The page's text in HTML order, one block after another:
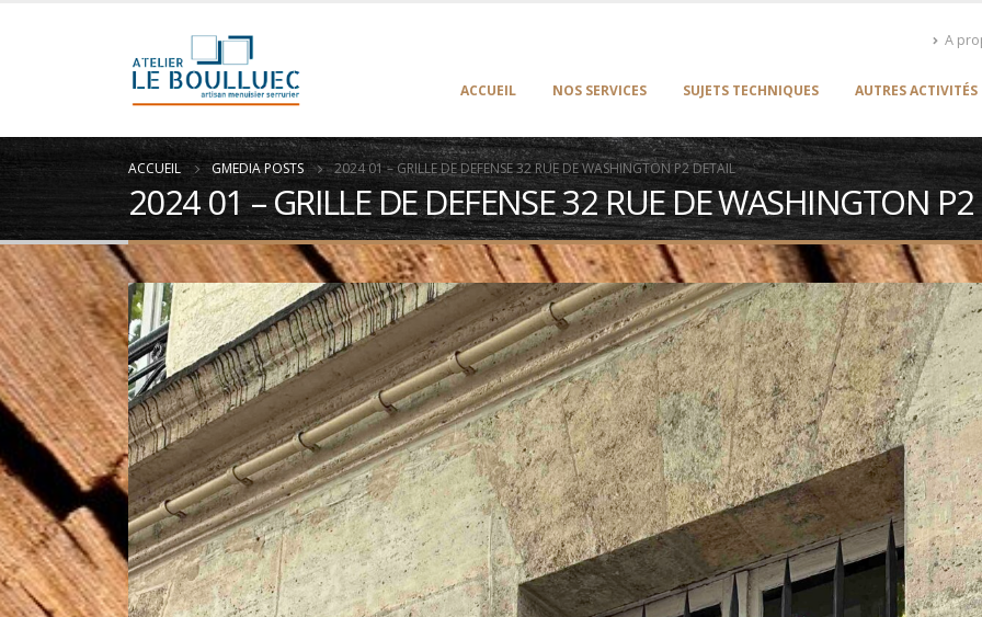
A
ACCUEIL NOS SERVICES SUJETS TECHNIQUES AUTRES ACTIVITÉS
ACCUEIL GMEDIA POSTS 2024 01 – GRILLE DE DEFENSE 32 RUE DE WASHINGTON P2 DETAIL
2024 01 – GRILLE DE DEFENSE 32 RUE DE WASHINGTON